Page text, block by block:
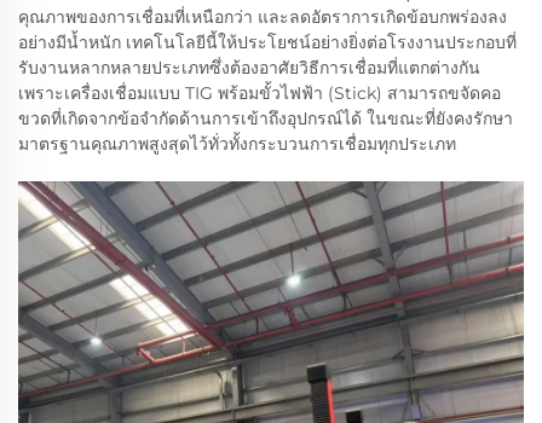
คุณภาพของการเชื่อมที่เหนือกว่า และลดอัตราการเกิดข้อบกพร่องลง
อย่างมีน้ำหนัก เทคโนโลยีนี้ให้ประโยชน์อย่างยิ่งต่อโรงงานประกอบที่
รับงานหลากหลายประเภทซึ่งต้องอาศัยวิธีการเชื่อมที่แตกต่างกัน
เพราะเครื่องเชื่อมแบบ TIG พร้อมขั้วไฟฟ้า (Stick) สามารถขจัดคอ
ขวดที่เกิดจากข้อจำกัดด้านการเข้าถึงอุปกรณ์ได้ ในขณะที่ยังคงรักษา
มาตรฐานคุณภาพสูงสุดไว้ทั่วทั้งกระบวนการเชื่อมทุกประเภท